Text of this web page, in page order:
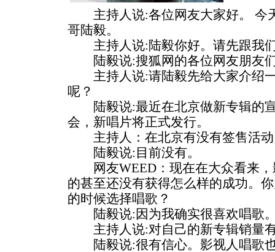
主持人说:各位网友大家好。 今
哥陆毅。
主持人说:陆毅你好。请先跟我
陆毅说:搜狐网的各位网友朋友
主持人说:请陆毅先给大家介绍
呢？
陆毅说:最近在北京做新专辑的宣
会，新唱片将正式发行。
主持人：在北京有没有签售活动
陆毅说:目前没有。
网友WEED：现在在大众看来，
的甚至还没有获得怎么样的成功。
的时候选择唱歌？
陆毅说:因为我确实很喜欢唱歌
主持人说:对自己的新专辑销量
陆毅说:很有信心。影视人唱歌也